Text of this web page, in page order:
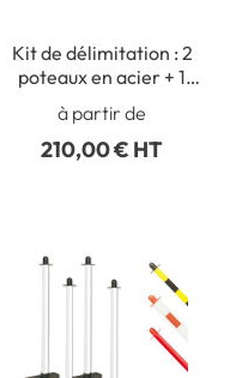
Kit de délimitation : 2
poteaux en acier + 1
sangle de 2 mètres
à partir de
210,00 € HT